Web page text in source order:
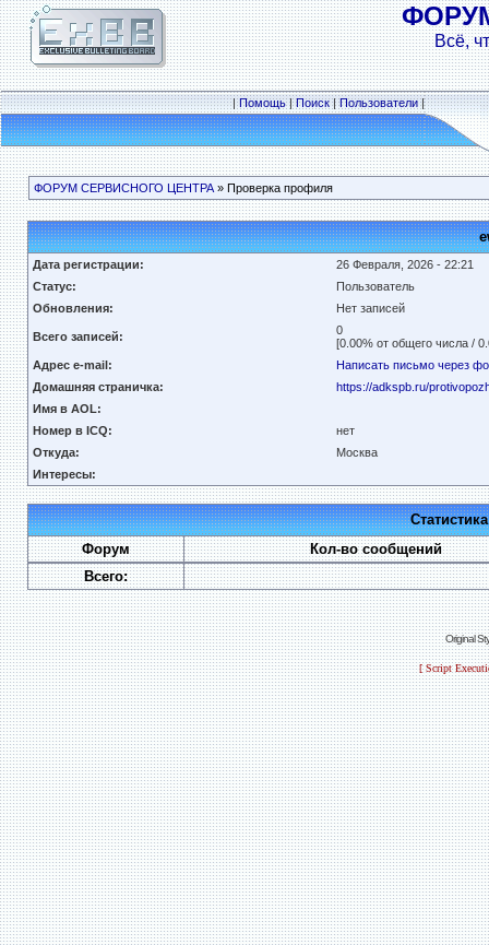
Всё,
|Помощь|Поиск|Пользователи|
ФОРУМ СЕРВИСНОГО ЦЕНТРА» Проверка профиля
Дата регистрации:
26 Февраля, 2026 - 22:21
Статус:
Пользователь
Обновления:
Нет записей
Всего записей:
0
[0.00% от общего числа /
Адрес e-mail:
Написать письмо через
Домашняя страничка:
https://adkspb.ru/
Имя в AOL:
Номер в ICQ:
нет
Откуда:
Москва
Интересы:
Форум
Кол-во сообщений
Всего:
Original
[ Script